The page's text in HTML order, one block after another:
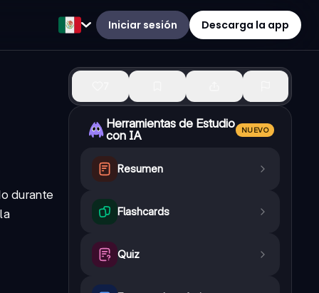
Iniciar sesión Descarga la app
durante
Herramientas de Estudio
con IA
NUEVO
Resumen
Flashcards
Quiz